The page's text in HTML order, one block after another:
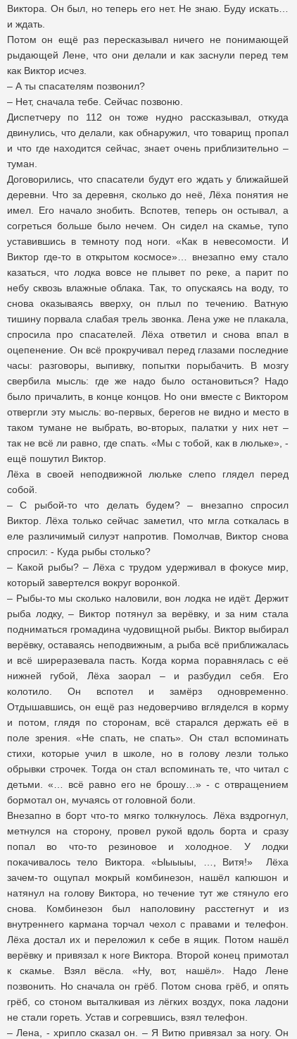
Виктора. Он был, но теперь его нет. Не знаю. Буду искать…
и ждать.
Потом он ещё раз пересказывал ничего не понимающей
рыдающей Лене, что они делали и как заснули перед тем
как Виктор исчез.
– А ты спасателям позвонил?
– Нет, сначала тебе. Сейчас позвоню.
Диспетчеру по 112 он тоже нудно рассказывал, откуда
двинулись, что делали, как обнаружил, что товарищ пропал
и что где находится сейчас, знает очень приблизительно –
туман.
Договорились, что спасатели будут его ждать у ближайшей
деревни. Что за деревня, сколько до неё, Лёха понятия не
имел. Его начало знобить. Вспотев, теперь он остывал, а
согреться больше было нечем. Он сидел на скамье, тупо
уставившись в темноту под ноги. «Как в невесомости. И
Виктор где-то в открытом космосе»… внезапно ему стало
казаться, что лодка вовсе не плывет по реке, а парит по
небу сквозь влажные облака. Так, то опускаясь на воду, то
снова оказываясь вверху, он плыл по течению. Ватную
тишину порвала слабая трель звонка. Лена уже не плакала,
спросила про спасателей. Лёха ответил и снова впал в
оцепенение. Он всё прокручивал перед глазами последние
часы: разговоры, выпивку, попытки порыбачить. В мозгу
свербила мысль: где же надо было остановиться? Надо
было причалить, в конце концов. Но они вместе с Виктором
отвергли эту мысль: во-первых, берегов не видно и место в
таком тумане не выбрать, во-вторых, палатки у них нет –
так не всё ли равно, где спать. «Мы с тобой, как в люльке», -
ещё пошутил Виктор.
Лёха в своей неподвижной люльке слепо глядел перед
собой.
– С рыбой-то что делать будем? – внезапно спросил
Виктор. Лёха только сейчас заметил, что мгла соткалась в
еле различимый силуэт напротив. Помолчав, Виктор снова
спросил: - Куда рыбы столько?
– Какой рыбы? – Лёха с трудом удерживал в фокусе мир,
который завертелся вокруг воронкой.
– Рыбы-то мы сколько наловили, вон лодка не идёт. Держит
рыба лодку, – Виктор потянул за верёвку, и за ним стала
подниматься громадина чудовищной рыбы. Виктор выбирал
верёвку, оставаясь неподвижным, а рыба всё приближалась
и всё ширеразевала пасть. Когда корма поравнялась с её
нижней губой, Лёха заорал – и разбудил себя. Его
колотило. Он вспотел и замёрз одновременно.
Отдышавшись, он ещё раз недоверчиво вгляделся в корму
и потом, глядя по сторонам, всё старался держать её в
поле зрения. «Не спать, не спать». Он стал вспоминать
стихи, которые учил в школе, но в голову лезли только
обрывки строчек. Тогда он стал вспоминать те, что читал с
детьми. «… всё равно его не брошу…» - с отвращением
бормотал он, мучаясь от головной боли.
Внезапно в борт что-то мягко толкнулось. Лёха вздрогнул,
метнулся на сторону, провел рукой вдоль борта и сразу
попал во что-то резиновое и холодное. У лодки
покачивалось тело Виктора. «Ыыыыы, …, Витя!» Лёха
зачем-то ощупал мокрый комбинезон, нашёл капюшон и
натянул на голову Виктора, но течение тут же стянуло его
снова. Комбинезон был наполовину расстегнут и из
внутреннего кармана торчал чехол с правами и телефон.
Лёха достал их и переложил к себе в ящик. Потом нашёл
верёвку и привязал к ноге Виктора. Второй конец примотал
к скамье. Взял вёсла. «Ну, вот, нашёл». Надо Лене
позвонить. Но сначала он грёб. Потом снова грёб, и опять
грёб, со стоном выталкивая из лёгких воздух, пока ладони
не стали гореть. Устав и согревшись, взял телефон.
– Лена, - хрипло сказал он. – Я Витю привязал за ногу. Он